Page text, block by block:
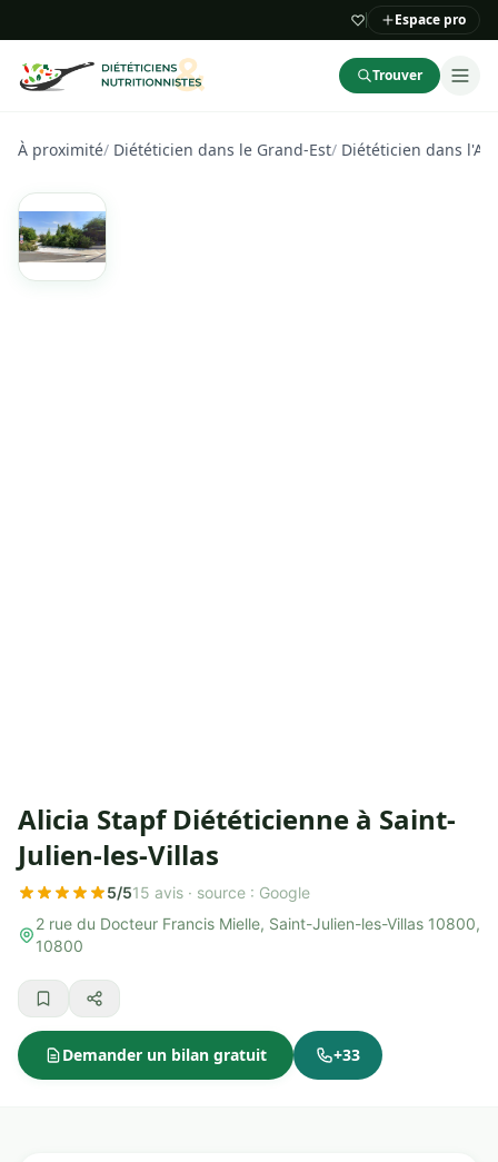
Espace pro
Trouver
À proximité/ Diététicien dans le Grand-Est/ Diététicien dans
Alicia Stapf Diététicienne à Saint-
Julien-les-Villas
5/515 avis · source : Google
2 rue du Docteur Francis Mielle, Saint-Julien-les-Villas 10800,
10800
Demander un bilan gratuit +33